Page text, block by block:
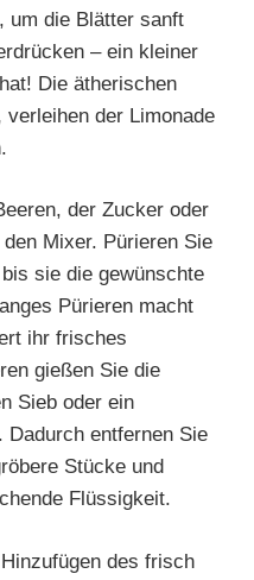
um die Blätter sanft
– ein kleiner
Die ätherischen
der Limonade
der Zucker oder
Mixer. Pürieren Sie
sie die gewünschte
Pürieren macht
ihr frisches
gießen Sie die
Sieb oder ein
Dadurch entfernen Sie
Stücke und
Flüssigkeit.
des frisch